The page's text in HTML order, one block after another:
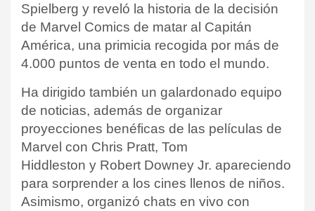
Spielberg y reveló la historia de la decisión
de Marvel Comics de matar al Capitán
América, una primicia recogida por más de
4.000 puntos de venta en todo el mundo.
Ha dirigido también un galardonado equipo
de noticias, además de organizar
proyecciones benéficas de las películas de
Marvel con Chris Pratt, Tom
Hiddleston y Robert Downey Jr. apareciendo
para sorprender a los cines llenos de niños.
Asimismo, organizó chats en vivo con